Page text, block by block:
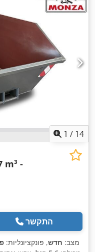
1 / 14
m³ -
התקשר
מצב: חדש, פונקציונליות: